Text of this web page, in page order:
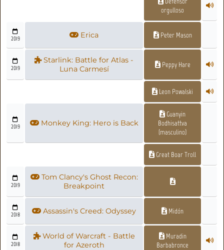
orgulloso
2019 Erica Peter Mason
2019
Starlink: Battle for Atlas -
Luna Carmesí
Peppy Hare
Leon Powalski
2019 Monkey King: Hero is Back
Guanyin
Bodhisattva
(masculino)
Great Boar Troll
2019
Tom Clancy's Ghost Recon:
Breakpoint
2018 Assassin's Creed: Odyssey Midón
2018
World of Warcraft - Battle
for Azeroth
Muradin
Barbabronce